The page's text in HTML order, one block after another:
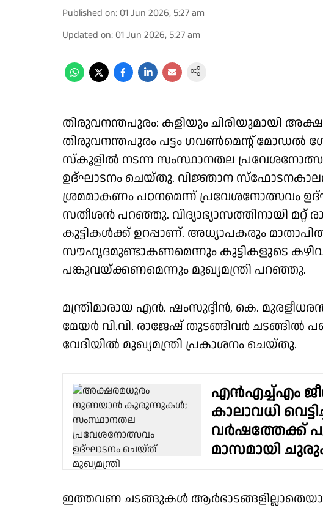
Published on: 01 Jun 2026, 5:27 am
Updated on: 01 Jun 2026, 5:27 am
തിരുവനന്തപുരം: കളിയും ചിരിയുമായി
തിരുവനന്തപുരം പട്ടം ഗവൺമെൻ്റ് മോഡൽ
സ്കൂളിൽ നടന്ന സംസ്ഥാനതല
ഉദ്ഘാടനം ചെയ്തു. വിജ്ഞാന
ശ്രമമാകണം പഠനമെന്ന് പ്രവേശനോത്സവം
സതീശൻ പറഞ്ഞു. വിദ്യാഭ്യാസത്തിനായി മറ്റ്
കുട്ടികൾക്ക് ഉറപ്പാണ്. അധ്യാപകരും
സൗഹൃദമുണ്ടാകണമെന്നും കുട്ടികളുടെ
പങ്കുവയ്ക്കണമെന്നും മുഖ്യമന്ത്രി പറഞ്ഞു.
മന്ത്രിമാരായ എൻ. ഷംസുദ്ദീൻ, കെ.
മേയർ വി.വി. രാജേഷ് തുടങ്ങിവർ ചടങ്ങിൽ
വേദിയിൽ മുഖ്യമന്ത്രി പ്രകാശനം ചെയ്തു.
എൻഎച്ച്എം
കാലാവധി
വർഷത്തേക്ക്
മാസമായി
ഇത്തവണ ചടങ്ങുകൾ